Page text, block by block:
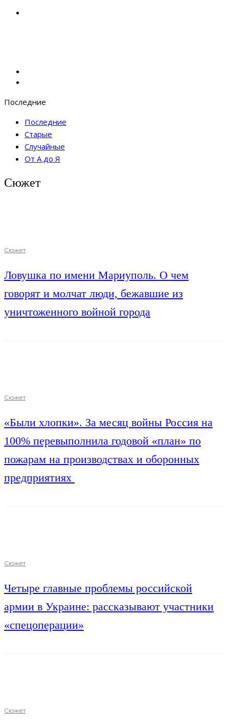
Последние
Последние
Старые
Случайные
От А до Я
Сюжет
Сюжет
Ловушка по имени Мариуполь. О чем
говорят и молчат люди, бежавшие из
уничтоженного войной города
Сюжет
«Были хлопки». За месяц войны Россия на
100% перевыполнила годовой «план» по
пожарам на производствах и оборонных
предприятиях
Сюжет
Четыре главные проблемы российской
армии в Украине: рассказывают участники
«спецоперации»
Сюжет